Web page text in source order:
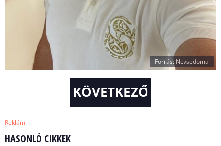
Forrás: Nevsedoma
KÖVETKEZŐ
Reklám
HASONLÓ CIKKEK